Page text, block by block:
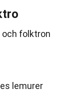
och folktron
lemurer